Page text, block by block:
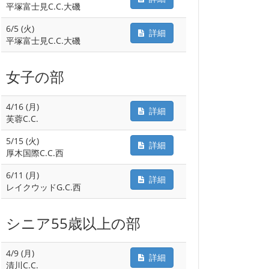
平塚富士見C.C.大磯
6/5 (火)
平塚富士見C.C.大磯
詳細
女子の部
4/16 (月)
芙蓉C.C.
詳細
5/15 (火)
厚木国際C.C.西
詳細
6/11 (月)
レイクウッドG.C.西
詳細
シニア55歳以上の部
4/9 (月)
清川C.C.
詳細